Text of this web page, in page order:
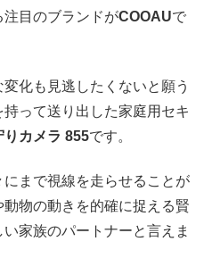
目のブランドがCOOAUで
化も見逃したくないと願う
って送り出した家庭用セキ
カメラ 855です。
まで視線を走らせることが
物の動きを的確に捉える賢
家族のパートナーと言えま